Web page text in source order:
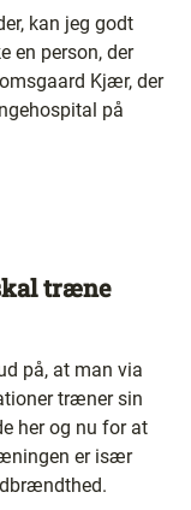
kan jeg godt
en person, der
Kjær, der
på
træne
på, at man via
træner sin
her og nu for at
er især